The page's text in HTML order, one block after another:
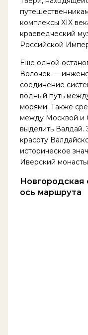
комплексы XIX
краеведческий
Российской
Еще одной
Волочек —
соединение
водный путь
морями. Также
между Москвой и
выделить Валдай.
красоту
историческое
Иверский
Новгородская
ось маршрута